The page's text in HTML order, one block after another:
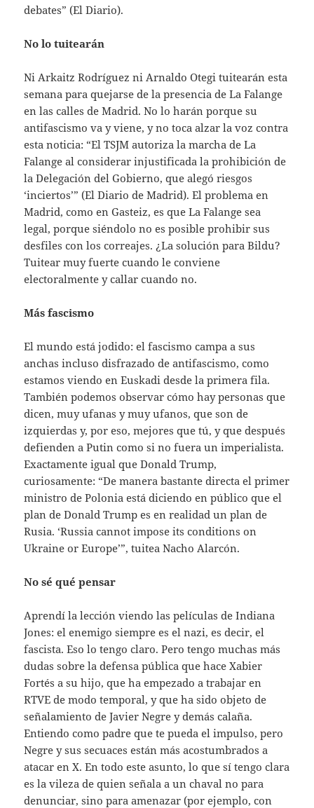
debates” (El Diario).
No lo tuitearán
Ni Arkaitz Rodríguez ni Arnaldo Otegi tuitearán esta
semana para quejarse de la presencia de La Falange
en las calles de Madrid. No lo harán porque su
antifascismo va y viene, y no toca alzar la voz contra
esta noticia: “El TSJM autoriza la marcha de La
Falange al considerar injustificada la prohibición de
la Delegación del Gobierno, que alegó riesgos
‘inciertos’” (El Diario de Madrid). El problema en
Madrid, como en Gasteiz, es que La Falange sea
legal, porque siéndolo no es posible prohibir sus
desfiles con los correajes. ¿La solución para Bildu?
Tuitear muy fuerte cuando le conviene
electoralmente y callar cuando no.
Más fascismo
El mundo está jodido: el fascismo campa a sus
anchas incluso disfrazado de antifascismo, como
estamos viendo en Euskadi desde la primera fila.
También podemos observar cómo hay personas que
dicen, muy ufanas y muy ufanos, que son de
izquierdas y, por eso, mejores que tú, y que después
defienden a Putin como si no fuera un imperialista.
Exactamente igual que Donald Trump,
curiosamente: “De manera bastante directa el primer
ministro de Polonia está diciendo en público que el
plan de Donald Trump es en realidad un plan de
Rusia. ‘Russia cannot impose its conditions on
Ukraine or Europe’”, tuitea Nacho Alarcón.
No sé qué pensar
Aprendí la lección viendo las películas de Indiana
Jones: el enemigo siempre es el nazi, es decir, el
fascista. Eso lo tengo claro. Pero tengo muchas más
dudas sobre la defensa pública que hace Xabier
Fortés a su hijo, que ha empezado a trabajar en
RTVE de modo temporal, y que ha sido objeto de
señalamiento de Javier Negre y demás calaña.
Entiendo como padre que te pueda el impulso, pero
Negre y sus secuaces están más acostumbrados a
atacar en X. En todo este asunto, lo que sí tengo clara
es la vileza de quien señala a un chaval no para
denunciar, sino para amenazar (por ejemplo, con